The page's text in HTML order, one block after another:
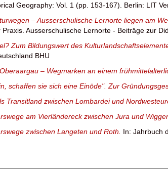
Geography: Vol. 1 (pp. 153-167). Berlin: LIT
– Ausserschulische Lernorte liegen am
Ausserschulische Lernorte - Beiträge zur
Zum Bildungswert des
BHU
– Wegmarken an einem
schaffen sie sich eine Einöde". Zur
Transitland zwischen Lombardei und
am Vierländereck zwischen Jura und
zwischen Langeten und Roth. In: Jahrbuch